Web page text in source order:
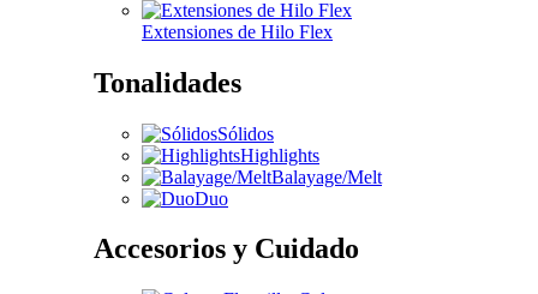
Extensiones de Hilo Flex
Tonalidades
Sólidos
Highlights
Balayage/Melt
Duo
Accesorios y Cuidado